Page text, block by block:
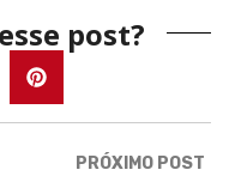
post?
PRÓXIMO POST